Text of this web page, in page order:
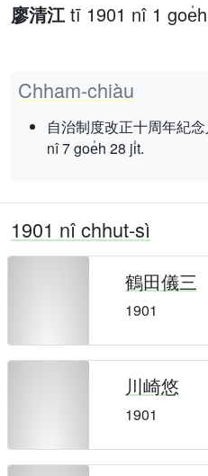
廖清江tī 1901 nî 1
Chham-chiàu
自治制度改正十周年紀
nî 7 goe̍h 28 ji̍t.
1901 nî chhut-sì
鶴田儀三
1901
川崎悠
1901